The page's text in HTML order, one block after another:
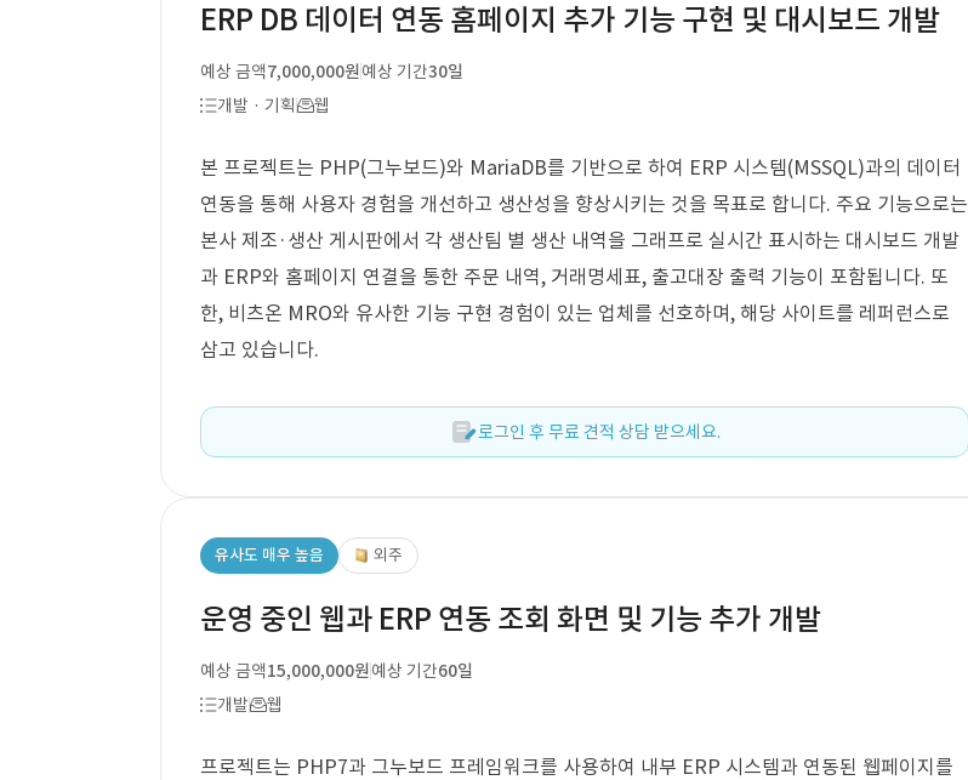
ERP DB 데이터 연동 홈페이지 추가 기능 구현 및 대시보드 개발
예상 금액7,000,000원예상 기간30일
개발 · 기획
웹
본 프로젝트는 PHP(그누보드)와 MariaDB를 기반으로 하여 ERP 시스템(MSSQL)과의 데이터
연동을 통해 사용자 경험을 개선하고 생산성을 향상시키는 것을 목표로 합니다. 주요 기능으로는
본사 제조·생산 게시판에서 각 생산팀 별 생산 내역을 그래프로 실시간 표시하는 대시보드 개발
과 ERP와 홈페이지 연결을 통한 주문 내역, 거래명세표, 출고대장 출력 기능이 포함됩니다. 또
한, 비츠온 MRO와 유사한 기능 구현 경험이 있는 업체를 선호하며, 해당 사이트를 레퍼런스로
삼고 있습니다.
로그인 후 무료 견적 상담 받으세요.
유사도 매우 높음 외주
운영 중인 웹과 ERP 연동 조회 화면 및 기능 추가 개발
예상 금액15,000,000원예상 기간60일
개발
웹
프로젝트는 PHP7과 그누보드 프레임워크를 사용하여 내부 ERP 시스템과 연동된 웹페이지를